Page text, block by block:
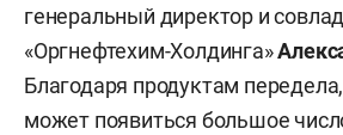
генеральный директор и
«Оргнефтехим-Холдинга»
Благодаря продуктам
может появиться большое